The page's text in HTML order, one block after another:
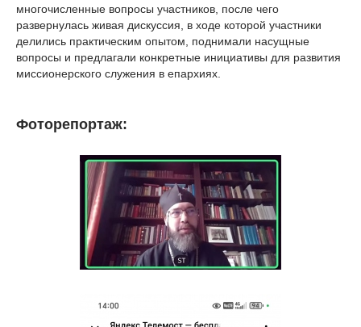
многочисленные вопросы участников, после чего
развернулась живая дискуссия, в ходе которой участники
делились практическим опытом, поднимали насущные
вопросы и предлагали конкретные инициативы для развития
миссионерского служения в епархиях.
Фоторепортаж: